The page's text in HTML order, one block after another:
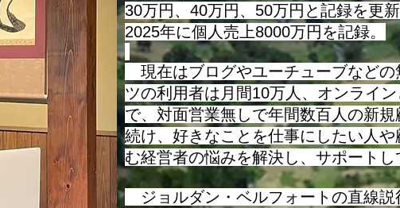
30万円、40万円、50万円と記録を更新
2025年に個人売上8000万円を記録。
現在はブログやユーチューブなどの
ツの利用者は月間10万人、オンライ
で、対面営業無しで年間数百人の新規
続け、好きなことを仕事にしたい人や
む経営者の悩みを解決し、サポートし
ジョルダン・ベルフォートの直線説